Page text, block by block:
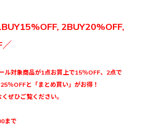
2BUY20%OFF,
／
ル対象商品が1点お買上で15％OFF、2点で
％OFFと「まとめ買い」がお得！
ぜひご覧ください。
まで